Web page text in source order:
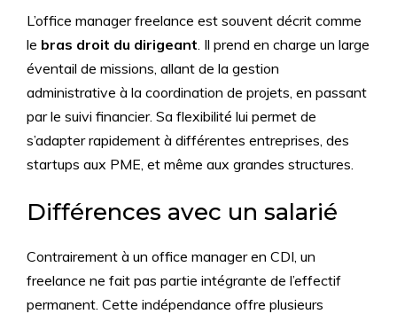
L’office manager freelance est souvent décrit comme
le bras droit du dirigeant. Il prend en charge un large
éventail de missions, allant de la gestion
administrative à la coordination de projets, en passant
par le suivi financier. Sa flexibilité lui permet de
s’adapter rapidement à différentes entreprises, des
startups aux PME, et même aux grandes structures.
Différences avec un salarié
Contrairement à un office manager en CDI, un
freelance ne fait pas partie intégrante de l’effectif
permanent. Cette indépendance offre plusieurs